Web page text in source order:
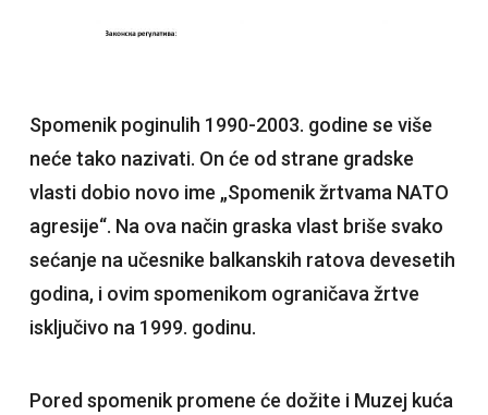
Spomenik poginulih 1990-2003. godine se više
neće tako nazivati. On će od strane gradske
vlasti dobio novo ime „Spomenik žrtvama NATO
agresije“. Na ova način graska vlast briše svako
sećanje na učesnike balkanskih ratova devesetih
godina, i ovim spomenikom ograničava žrtve
isključivo na 1999. godinu.
Pored spomenik promene će dožite i Muzej kuća